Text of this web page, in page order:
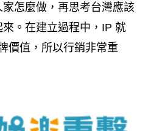
怎麼做，再思考台灣應該
。在建立過程中，IP 就
價值，所以行銷非常重